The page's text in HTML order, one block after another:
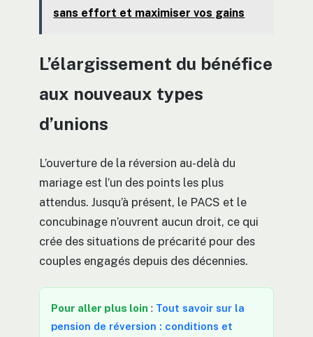
sans effort et maximiser vos gains
L’élargissement du bénéfice
aux nouveaux types
d’unions
L’ouverture de la réversion au-delà du
mariage est l’un des points les plus
attendus. Jusqu’à présent, le PACS et le
concubinage n’ouvrent aucun droit, ce qui
crée des situations de précarité pour des
couples engagés depuis des décennies.
Pour aller plus loin : Tout savoir sur la
pension de réversion : conditions et